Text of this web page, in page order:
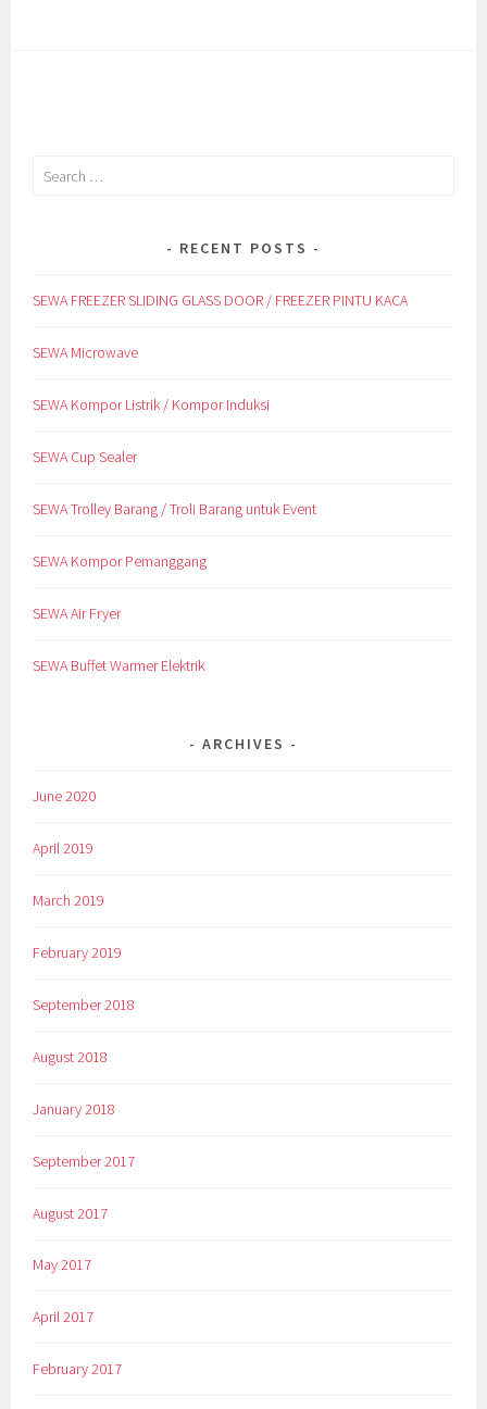
Search
RECENT POSTS
SEWA FREEZER SLIDING GLASS DOOR / FREEZER PINTU KACA
SEWA Microwave
SEWA Kompor Listrik / Kompor Induksi
SEWA Cup Sealer
SEWA Trolley Barang / Troli Barang untuk Event
SEWA Kompor Pemanggang
SEWA Air Fryer
SEWA Buffet Warmer Elektrik
ARCHIVES
June 2020
April 2019
March 2019
February 2019
September 2018
August 2018
January 2018
September 2017
August 2017
May 2017
April 2017
February 2017